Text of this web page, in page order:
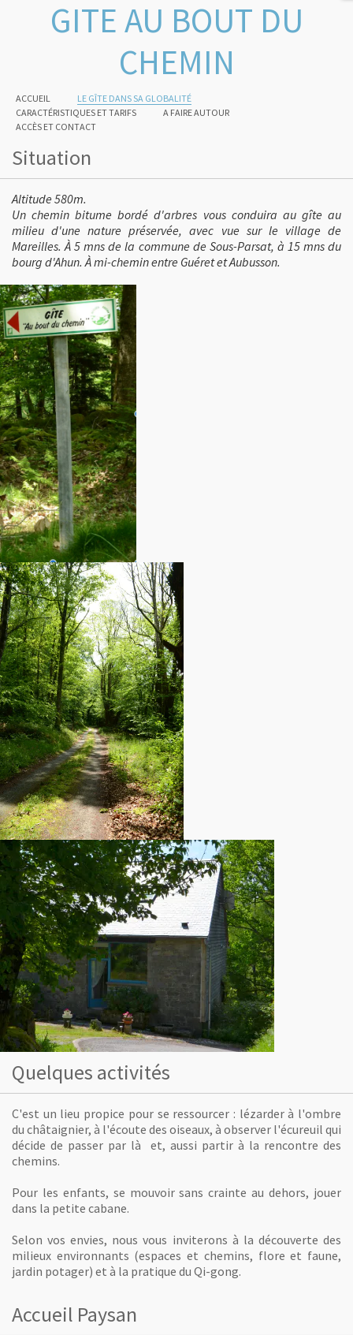
GITE AU BOUT DU
CHEMIN
ACCUEIL
LE GÎTE DANS SA GLOBALITÉ
CARACTÉRISTIQUES ET TARIFS
A FAIRE AUTOUR
ACCÈS ET CONTACT
Situation
Altitude 580m.
Un chemin bitume bordé d'arbres vous conduira au gîte au
milieu d'une nature préservée, avec vue sur le village de
Mareilles. À 5 mns de la commune de Sous-Parsat, à 15 mns du
bourg d'Ahun. À mi-chemin entre Guéret et Aubusson.
Quelques activités
C'est un lieu propice pour se ressourcer : lézarder à l'ombre
du châtaignier, à l'écoute des oiseaux, à observer l'écureuil qui
décide de passer par là et, aussi partir à la rencontre des
chemins.
Pour les enfants, se mouvoir sans crainte au dehors, jouer
dans la petite cabane.
Selon vos envies, nous vous inviterons à la découverte des
milieux environnants (espaces et chemins, flore et faune,
jardin potager) et à la pratique du Qi-gong.
Accueil Paysan